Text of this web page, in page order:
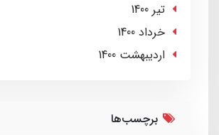
تير 1400
خرداد 1400
ارديبهشت 1400
برچسب‌ها